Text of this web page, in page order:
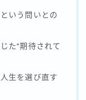
いう問いとの
た“期待されて
生を選び直す